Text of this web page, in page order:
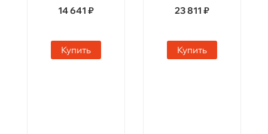
14 641 ₽
Купить
23 811 ₽
Купить